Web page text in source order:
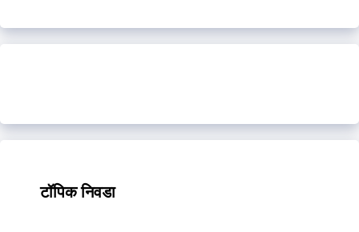
टॉपिक निवडा